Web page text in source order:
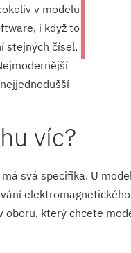
v modelu
i když to
stejných čísel.
víc?
svá specifika. U
který chcete